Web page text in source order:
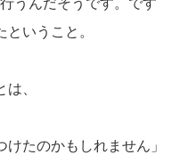
うんだそうです。です
いうこと。
、
けたのかもしれません」